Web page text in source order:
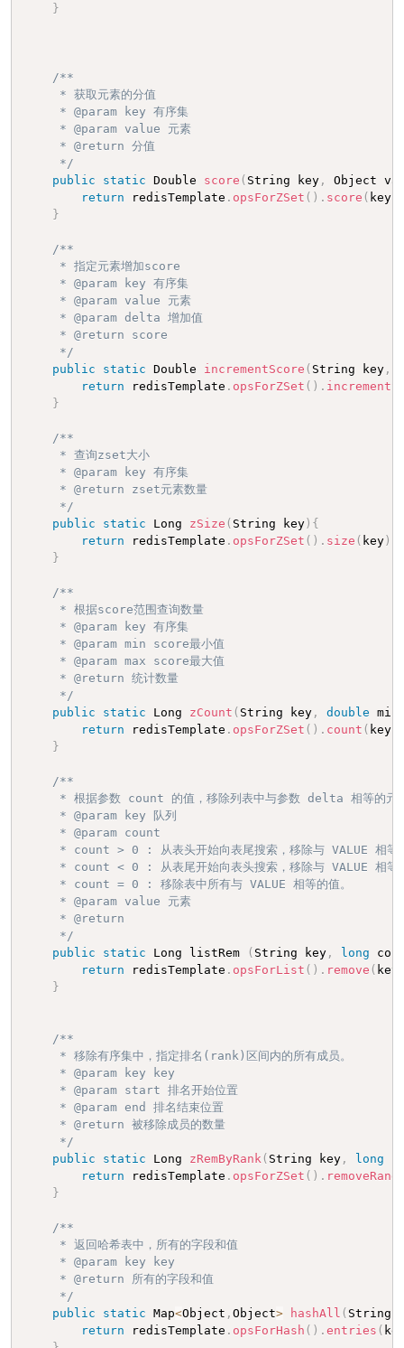
}
/**
     * 获取元素的分值
     * @param key 有序集
     * @param value 元素
     * @return 分值
     */
public
static Double score ( String key,
Object
return redisTemplate . opsForZSet ( ) . score ( key,
}
/**
     * 指定元素增加score
     * @param key 有序集
     * @param value 元素
     * @param delta 增加值
     * @return score
     */
public
static Double incrementScore ( String key,
return redisTemplate . opsForZSet ( ) .
}
/**
     * 查询zset大小
     * @param key 有序集
     * @return zset元素数量
     */
public
static Long zSize ( String key) {
return redisTemplate . opsForZSet ( ) . size ( key)
}
/**
     * 根据score范围查询数量
     * @param key 有序集
     * @param min score最小值
     * @param max score最大值
     * @return 统计数量
     */
public
static Long zCount ( String key, double min
return redisTemplate . opsForZSet ( ) . count ( key,
}
/**
* 根据参数 count 的值，移除列表中与参数 delta 相等的元
     * @param key 队列
     * @param count
* count > 0 : 从表头开始向表尾搜索，移除与 VALUE 相等
* count < 0 : 从表尾开始向表头搜索，移除与 VALUE 相等
     * count = 0 : 移除表中所有与 VALUE 相等的值。
     * @param value 元素
     * @return
     */
public
static Long listRem ( String key, long
return redisTemplate . opsForList ( ) . remove ( key
}
/**
     * 移除有序集中，指定排名(rank)区间内的所有成员。
     * @param key key
     * @param start 排名开始位置
     * @param end 排名结束位置
     * @return 被移除成员的数量
     */
public
static Long zRemByRank( String key, long
return redisTemplate . opsForZSet ( ) .
}
/**
     * 返回哈希表中，所有的字段和值
     * @param key key
     * @return 所有的字段和值
     */
public
static Map<Object , Object> hashAll ( String
return redisTemplate . opsForHash ( ) . entries (